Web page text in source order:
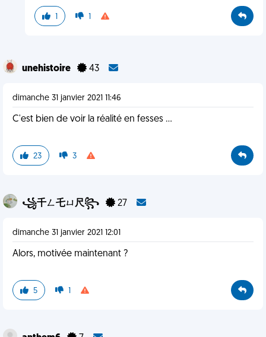
1 1
unehistoire 43
dimanche 31 janvier 2021 11:46
C'est bien de voir la réalité en fesses ...
23 3
꧁千ㄥ乇ㄩ尺꧂ 27
dimanche 31 janvier 2021 12:01
Alors, motivée maintenant ?
5 1